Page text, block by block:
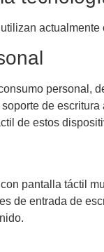
personal,
de
de estos
pantalla táctil
de entrada de